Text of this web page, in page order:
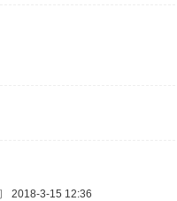
2018-3-15 12:36